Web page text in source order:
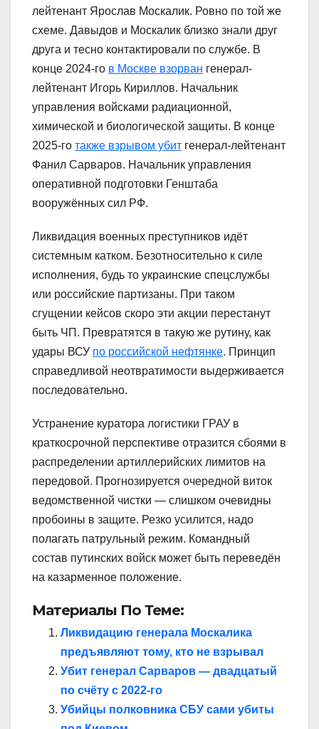
лейтенант Ярослав Москалик. Ровно по той же
схеме. Давыдов и Москалик близко знали друг
друга и тесно контактировали по службе. В
конце 2024-го в Москве взорван генерал-
лейтенант Игорь Кириллов. Начальник
управления войсками радиационной,
химической и биологической защиты. В конце
2025-го также взрывом убит генерал-лейтенант
Фанил Сарваров. Начальник управления
оперативной подготовки Генштаба
вооружённых сил РФ.
Ликвидация военных преступников идёт
системным катком. Безотносительно к силе
исполнения, будь то украинские спецслужбы
или российские партизаны. При таком
сгущении кейсов скоро эти акции перестанут
быть ЧП. Превратятся в такую же рутину, как
удары ВСУ по российской нефтянке. Принцип
справедливой неотвратимости выдерживается
последовательно.
Устранение куратора логистики ГРАУ в
краткосрочной перспективе отразится сбоями в
распределении артиллерийских лимитов на
передовой. Прогнозируется очередной виток
ведомственной чистки — слишком очевидны
пробоины в защите. Резко усилится, надо
полагать патрульный режим. Командный
состав путинских войск может быть переведён
на казарменное положение.
Материалы По Теме:
Ликвидацию генерала Москалика
предъявляют тому, кто не взрывал
Убит генерал Сарваров — двадцатый
по счёту с 2022-го
Убийцы полковника СБУ сами убиты